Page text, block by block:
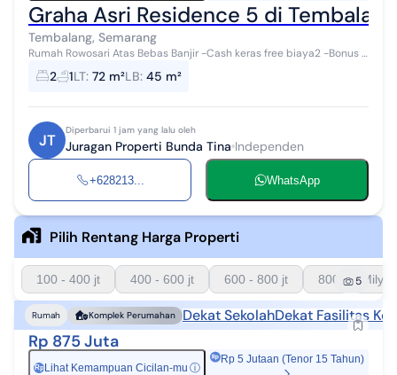
Graha Asri Residence 5 di Tembalang
Tembalang, Semarang
Rumah Rowosari Atas Bebas Banjir -Cash keras free biaya2 -Bonus 2
AC dan Kanopi GRAHA ASRI RESIDENCE 5 Rowosari , Tembalang
Semarang Hunian Clust...
2 1LT: 72 m²LB: 45 m²
JT
Diperbarui 1 jam yang lalu oleh
Juragan Properti Bunda Tina Independen
+628213... WhatsApp
Pilih Rentang Harga Properti
100 - 400 jt 400 - 600 jt 600 - 800 jt 800 - 1 Milyar
5
Rumah Komplek Perumahan Dekat SekolahDekat Fasilitas
Rp 875 Juta
Rp Lihat Kemampuan Cicilan-mu ⓘ
Rp 5 Jutaan (Tenor 15 Tahun)